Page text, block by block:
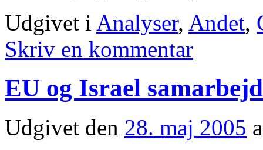
Udgivet i Analyser, Andet,
Skriv en kommentar
EU og Israel
Udgivet den 28. maj 2005